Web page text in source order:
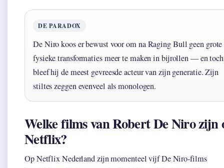
DE PARADOX
De Niro koos er bewust voor om na Raging Bull geen grote
fysieke transformaties meer te maken in bijrollen — en toch
bleef hij de meest gevreesde acteur van zijn generatie. Zijn
stiltes zeggen evenveel als monologen.
Welke films van Robert De Niro zijn
Netflix?
Op Netflix Nederland zijn momenteel vijf De Niro-films